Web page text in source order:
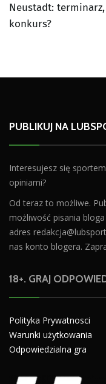
Neustadt:
konkurs?
PUBLIKUJ NA
Interesujesz się
opiniami?
Od teraz to możliwe.
możliwość pisania
adres
nas konto blogera.
18+. GRAJ
Polityka Prywatnosci
Warunki użytkowania
Odpowiedzialna gra